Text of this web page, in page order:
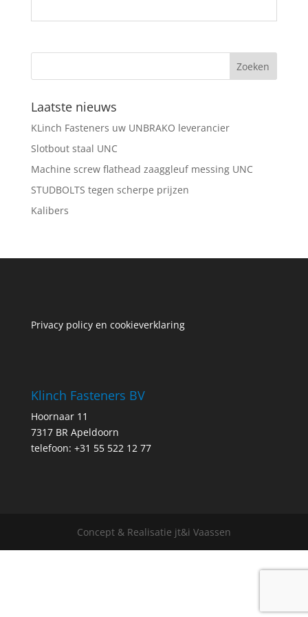
Laatste nieuws
KLinch Fasteners uw UNBRAKO leverancier
Slotbout staal UNC
Machine screw flathead zaaggleuf messing UNC
STUDBOLTS tegen scherpe prijzen
Kalibers
Privacy policy en cookieverklaring
Klinch Fasteners BV
Hoornaar 11
7317 BR Apeldoorn
telefoon: +31 55 522 12 77
Concept & Realisatie jt&i Vaassen